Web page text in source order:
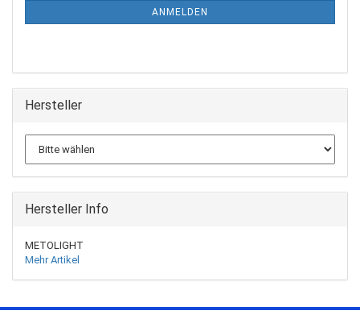
ANMELDEN
Hersteller
Hersteller Info
METOLIGHT
Mehr Artikel